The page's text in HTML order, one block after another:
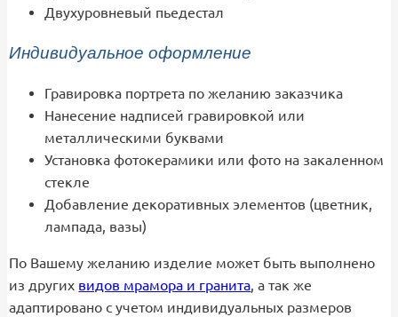
Двухуровневый пьедестал
Индивидуальное оформление
Гравировка портрета по желанию заказчика
Нанесение надписей гравировкой или
металлическими буквами
Установка фотокерамики или фото на закаленном
стекле
Добавление декоративных элементов (цветник,
лампада, вазы)
По Вашему желанию изделие может быть выполнено
из других видов мрамора и гранита, а так же
адаптировано с учетом индивидуальных размеров